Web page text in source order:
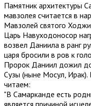
Памятник архитектуры
мавзолея считается в
Мавзолей святого
Царь Навуходоносор
возвел Даниила в ранг
царя бросили в ров к
Пророк Даниил дожил до
Сузы (ныне Мосул, Ирак).
читаем:
"В Самарканде есть